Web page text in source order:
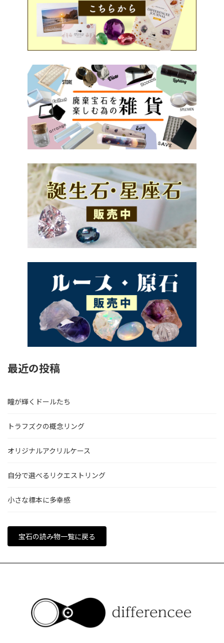
最近の投稿
瞳が輝くドールたち
トラフズクの概念リング
オリジナルアクリルケース
自分で選べるリクエストリング
小さな標本に多幸感
宝石の読み物一覧に戻る